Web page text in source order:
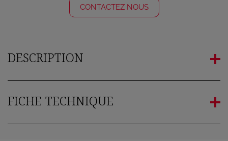
CONTACTEZ NOUS
DESCRIPTION
FICHE TECHNIQUE